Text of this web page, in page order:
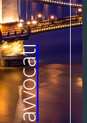
avvocati